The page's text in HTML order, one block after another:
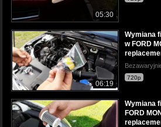
05:30
06:19
Wymiana
w FORD
720p
Wymiana
FORD